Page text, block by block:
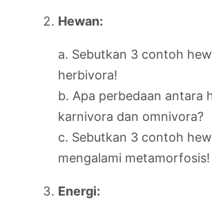
Hewan:
a. Sebutkan 3 contoh
herbivora!
b. Apa perbedaan antara
karnivora dan omnivora?
c. Sebutkan 3 contoh
mengalami metamorfosis!
Energi: